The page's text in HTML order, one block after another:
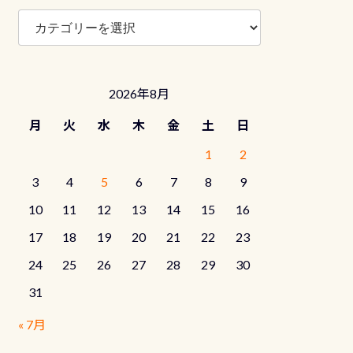
ブ
グ
2026年8月
月 火 水 木 金 土
日
1
2
3
4 5 6 7 8
9
10
11 12 13 14 15
16
17
18 19 20 21 22
23
24
25 26 27 28 29
30
31
« 7月